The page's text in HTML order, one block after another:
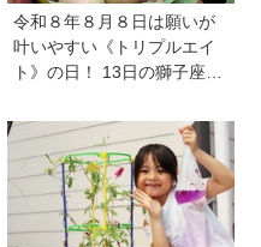
令和８年８月８日は願いが
叶いやすい《トリプルエイ
ト》の日！ 13日の獅子座の
注目